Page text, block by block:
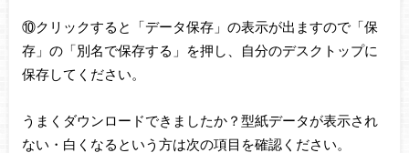
⑩クリックすると「データ保存」の表示が出ますので「保
存」の「別名で保存する」を押し、自分のデスクトップに
保存してください。
うまくダウンロードできましたか？型紙データが表示され
ない・白くなるという方は次の項目を確認ください。